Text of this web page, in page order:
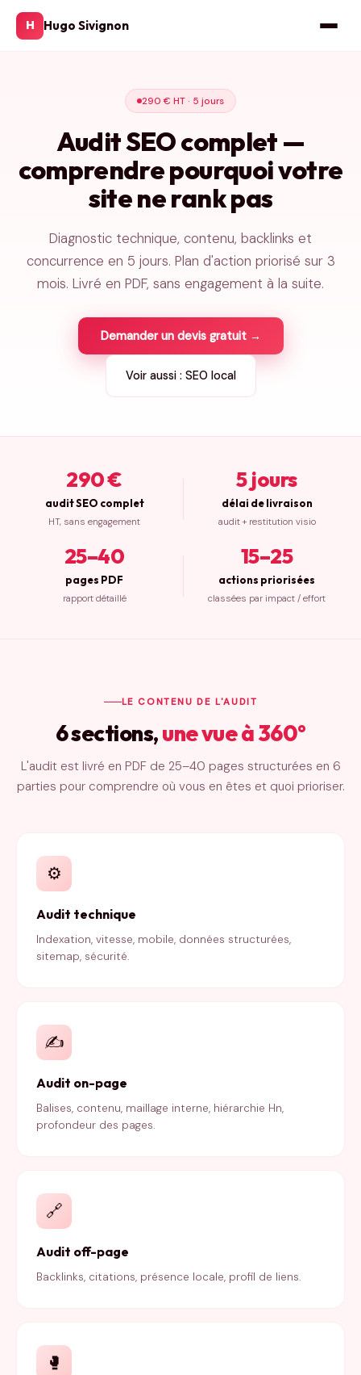
H Hugo Sivignon
290 € HT · 5 jours
Audit SEO complet —
comprendre pourquoi votre
site ne rank pas
Diagnostic technique, contenu, backlinks et
concurrence en 5 jours. Plan d'action priorisé sur 3
mois. Livré en PDF, sans engagement à la suite.
Demander un devis gratuit →
Voir aussi : SEO local
290 €
audit SEO complet
HT, sans engagement
5 jours
délai de livraison
audit + restitution visio
25–40
pages PDF
rapport détaillé
15–25
actions priorisées
classées par impact / effort
LE CONTENU DE L'AUDIT
6 sections,une vue à 360°
L'audit est livré en PDF de 25–40 pages structurées en 6
parties pour comprendre où vous en êtes et quoi prioriser.
⚙️
Audit technique
Indexation, vitesse, mobile, données structurées,
sitemap, sécurité.
✍️
Audit on-page
Balises, contenu, maillage interne, hiérarchie Hn,
profondeur des pages.
🔗
Audit off-page
Backlinks, citations, présence locale, profil de liens.
🥊